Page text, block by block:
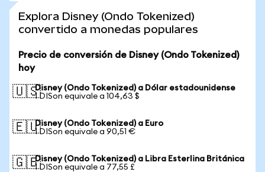
Explora Disney (Ondo Tokenized)
convertido a monedas populares
Precio de conversión de Disney (Ondo Tokenized)
hoy
🇺🇸Disney (Ondo Tokenized) a Dólar estadounidense
1 DISon equivale a 104,63 $
🇪🇺Disney (Ondo Tokenized) a Euro
1 DISon equivale a 90,51 €
🇬🇧Disney (Ondo Tokenized) a Libra Esterlina Británica
1 DISon equivale a 77,55 £